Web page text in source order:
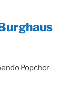
Popchor